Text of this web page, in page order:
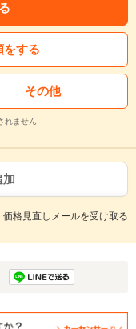
をする
その他
ません
加
価格見直しメールを受け取る